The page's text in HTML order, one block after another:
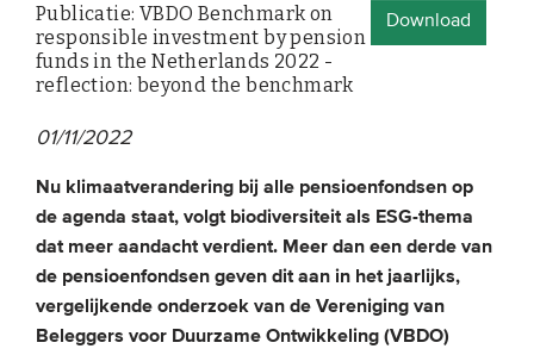
ACTUEEL
Nieuws
EVENEMENTEN
Van de VBDO
Van leden & partners
Download
Publicatie: VBDO Benchmark on
responsible investment by pension
funds in the Netherlands 2022 -
reflection: beyond the benchmark
01/11/2022
Nu klimaatverandering bij alle pensioenfondsen op
de agenda staat, volgt biodiversiteit als ESG-thema
dat meer aandacht verdient. Meer dan een derde van
de pensioenfondsen geven dit aan in het jaarlijks,
vergelijkende onderzoek van de Vereniging van
Beleggers voor Duurzame Ontwikkeling (VBDO)